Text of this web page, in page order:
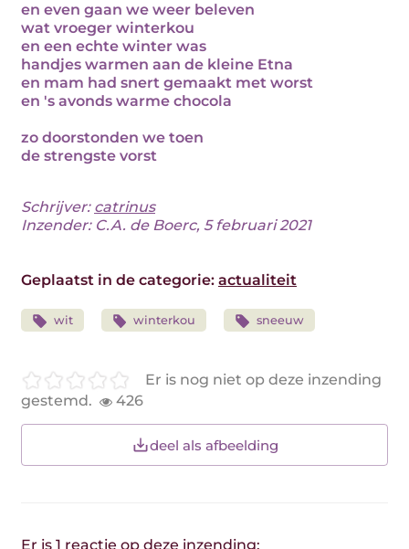
en even gaan we weer beleven
wat vroeger winterkou
en een echte winter was
handjes warmen aan de kleine Etna
en mam had snert gemaakt met worst
en 's avonds warme chocola
zo doorstonden we toen
de strengste vorst
Schrijver: catrinus
Inzender: C.A. de Boerc, 5 februari 2021
Geplaatst in de categorie: actualiteit
wit winterkou sneeuw
Er is nog niet op deze inzending
gestemd.
426
deel als afbeelding
Er is 1 reactie op deze inzending: